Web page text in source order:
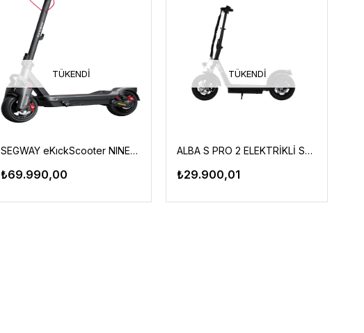
TÜKENDI
SEGWAY eKıckScooter NINEBOT MAX G3 SCOOTER
₺69.990,00
TÜKENDI
ALBA S PRO 2 ELEKTRİKLİ SCOOTER
₺29.900,01